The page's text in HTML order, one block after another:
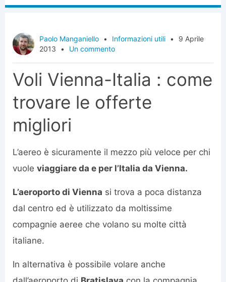
Paolo Manganiello • Informazioni utili •
9 Aprile
2013
• Un commento
Voli Vienna-Italia : come
trovare le offerte
migliori
L’aereo è sicuramente il mezzo più veloce per chi
vuole viaggiare da e per l’Italia da Vienna.
L’aeroporto di Vienna si trova a poca distanza
dal centro ed è utilizzato da moltissime
compagnie aeree che volano su molte città
italiane.
In alternativa è possibile volare anche